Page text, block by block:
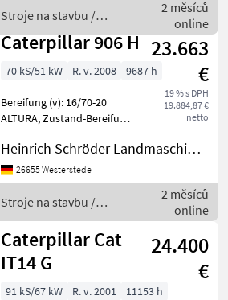
Abgasstufe V durch DPF
und DOC (passive
Stroje na stavbu /
Caterpillar
2 měsíců
online
Caterpillar 906 H 23.663
€
19 % s DPH
19.884,87 €
netto
70 kS/51 kW R. v. 2008 9687 h
Bereifung (v): 16/70-20
ALTURA, Zustand-Bereifung
16/70-20 BKT, Zustand-
Bereifung (h): 80 %,
Tragkraft: 4200 kg,
Hubhöhe: 320 cm, Hy
Heinrich Schröder Landmaschinen KG Westerstede
26655 Westerstede
Stroje na stavbu /
Caterpillar
2 měsíců
online
Caterpillar Cat
IT14 G
24.400
€
91 kS/67 kW R. v. 2001
11153 h